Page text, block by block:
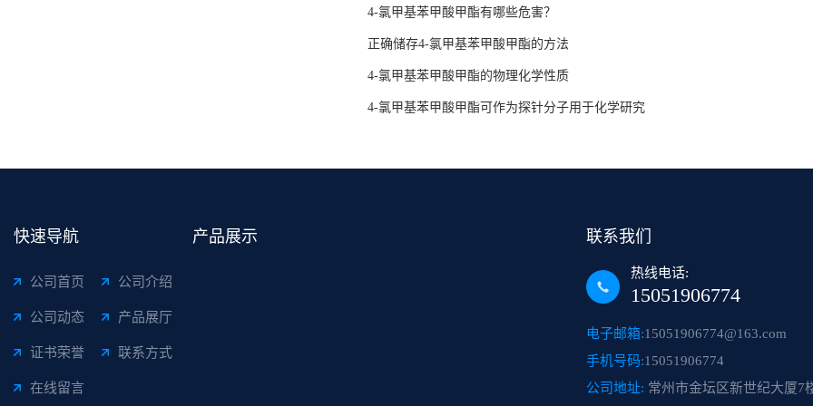
4-氯甲基苯甲酸甲酯有哪些危害？
正确储存4-氯甲基苯甲酸甲酯的方法
4-氯甲基苯甲酸甲酯的物理化学性质
4-氯甲基苯甲酸甲酯可作为探针分子用于化学研究
快速导航
公司首页 公司介绍
公司动态 产品展厅
证书荣誉 联系方式
在线留言
产品展示 联系我们
热线电话:
15051906774
电子邮箱:15051906774@163.com
手机号码:15051906774
公司地址: 常州市金坛区新世纪大厦7